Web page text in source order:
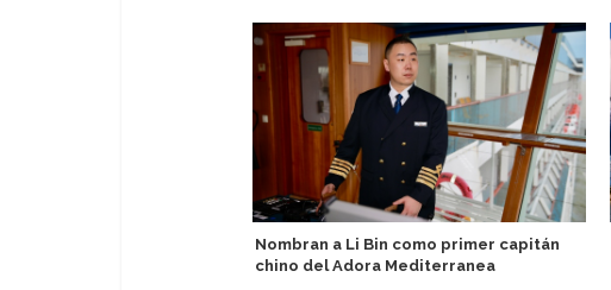
Nombran a Li Bin como primer capitán
chino del Adora Mediterranea